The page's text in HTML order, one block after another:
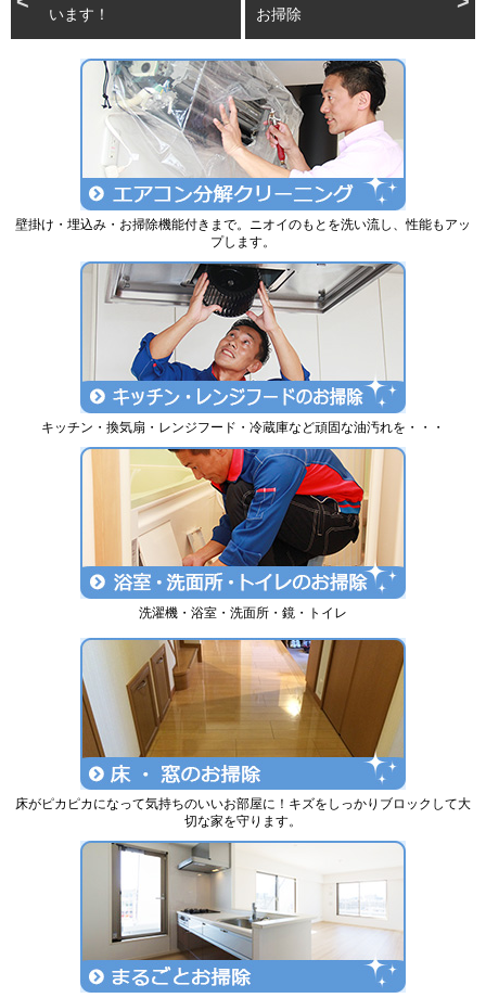
います！ お掃除
壁掛け・埋込み・お掃除機能付きまで。ニオイのもとを洗い流し、性能もアッ
プします。
キッチン・換気扇・レンジフード・冷蔵庫など頑固な油汚れを・・・
洗濯機・浴室・洗面所・鏡・トイレ
床がピカピカになって気持ちのいいお部屋に！キズをしっかりブロックして大
切な家を守ります。